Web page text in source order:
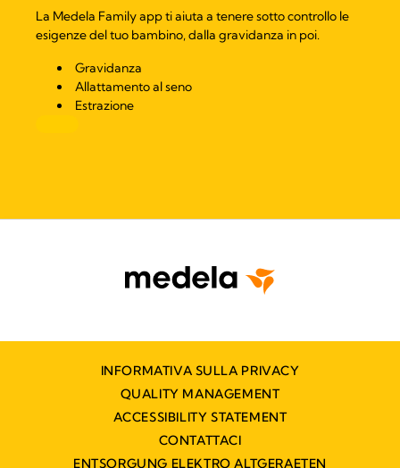
La Medela Family app ti aiuta a tenere sotto controllo le
esigenze del tuo bambino, dalla gravidanza in poi.
Gravidanza
Allattamento al seno
Estrazione
INFORMATIVA SULLA PRIVACY
QUALITY MANAGEMENT
ACCESSIBILITY STATEMENT
CONTATTACI
ENTSORGUNG ELEKTRO ALTGERAETEN